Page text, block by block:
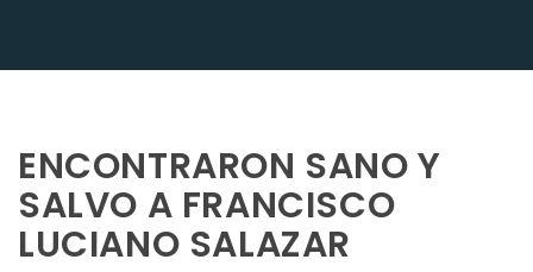
ENCONTRARON SANO Y
SALVO A FRANCISCO
LUCIANO SALAZAR